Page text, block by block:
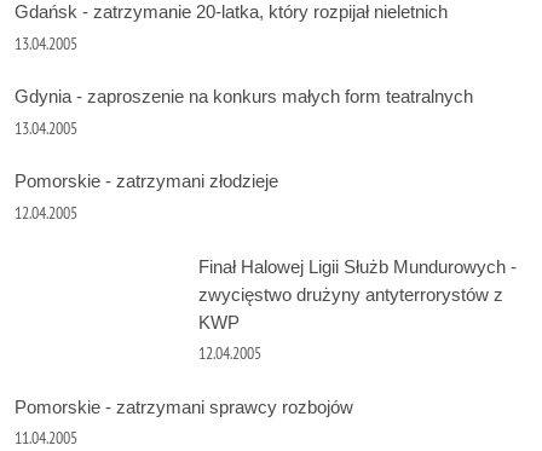
Gdańsk - zatrzymanie 20-latka, który rozpijał nieletnich
13.04.2005
Gdynia - zaproszenie na konkurs małych form teatralnych
13.04.2005
Pomorskie - zatrzymani złodzieje
12.04.2005
Finał Halowej Ligii Służb Mundurowych -
zwycięstwo drużyny antyterrorystów z
KWP
12.04.2005
Pomorskie - zatrzymani sprawcy rozbojów
11.04.2005